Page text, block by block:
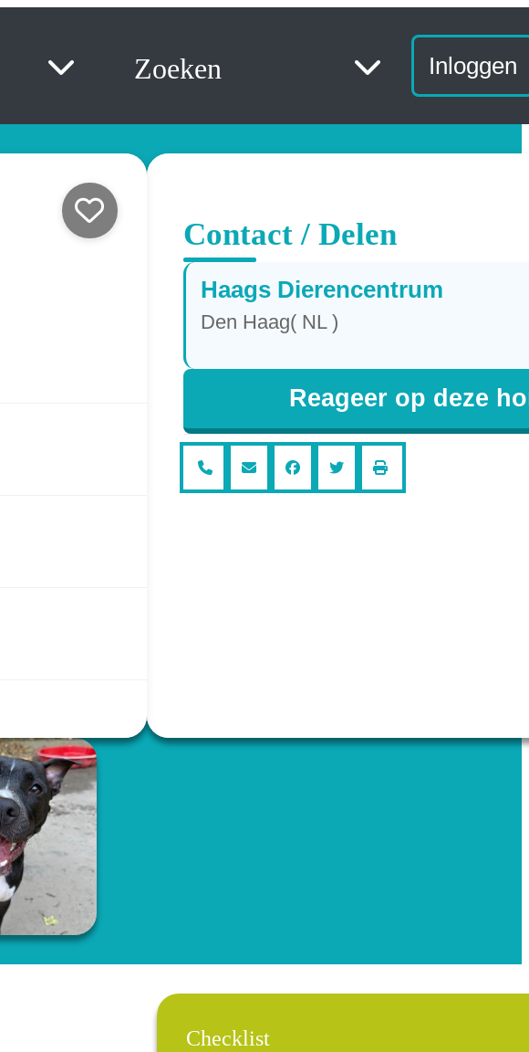
Zoeken Inloggen
Contact / Delen
Haags Dierencentrum
Den Haag( NL )
Reageer op deze
Checklist